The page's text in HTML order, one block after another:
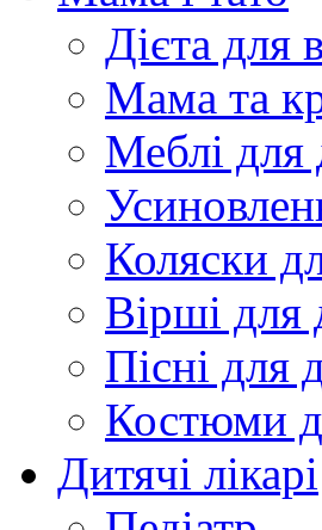
Дієта для
Мама та
Меблі для
Коляски
Вірші для
Пісні для
Костюми
Дитячі лікарі